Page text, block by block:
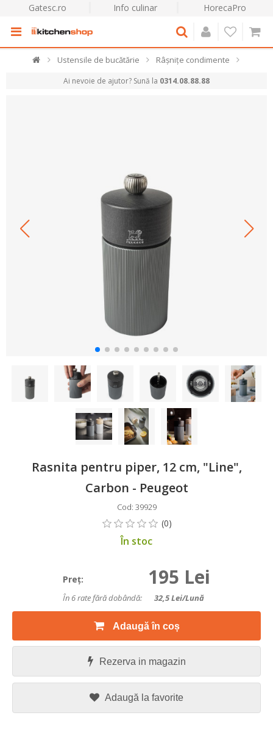
Gatesc.ro Info culinar HorecaPro
Ustensile de bucătărie Râșnițe condimente
Ai nevoie de ajutor? Sună la 0314.08.88.88
Rasnita pentru piper, 12 cm, "Line",
Carbon - Peugeot
Cod: 39929
În stoc
Preţ: 195 Lei
În 6 rate fără dobândă: 32,5Lei/lună
Adaugă în coș
Rezerva in magazin
Adaugă la favorite